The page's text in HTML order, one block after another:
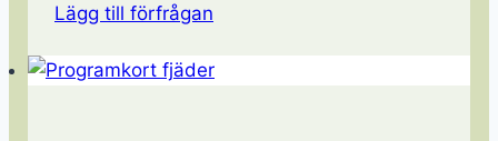
Lägg till förfrågan